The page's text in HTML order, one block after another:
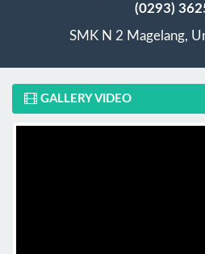
(0293)
SMK N 2 Magelang,
GALLERY VIDEO